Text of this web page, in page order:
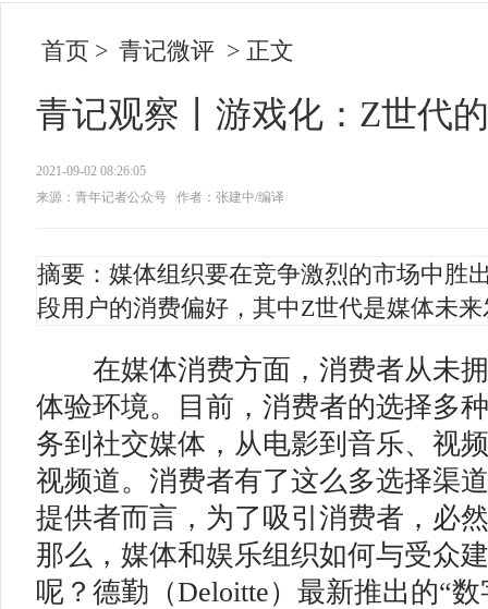
首页 > 青记微评 > 正文
青记观察丨游戏化：Z世代
2021-09-02 08:26:05
来源：青年记者公众号
作者：张建中/编译
摘要：媒体组织要在竞争激烈的市场中胜
段用户的消费偏好，其中Z世代是媒体未
在媒体消费方面，消费者从未拥
体验环境。目前，消费者的选择多
务到社交媒体，从电影到音乐、视
视频道。消费者有了这么多选择渠
提供者而言，为了吸引消费者，必
那么，媒体和娱乐组织如何与受众
呢？德勤（Deloitte）最新推出的“